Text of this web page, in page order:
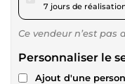
7 jours de
Ce vendeur n’est pas
Personnaliser le
Ajout d'une